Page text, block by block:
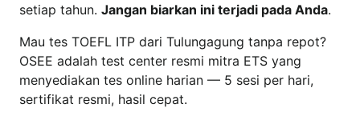
setiap tahun. Jangan biarkan ini terjadi pada Anda.
Mau tes TOEFL ITP dari Tulungagung tanpa repot?
OSEE adalah test center resmi mitra ETS yang
menyediakan tes online harian — 5 sesi per hari,
sertifikat resmi, hasil cepat.